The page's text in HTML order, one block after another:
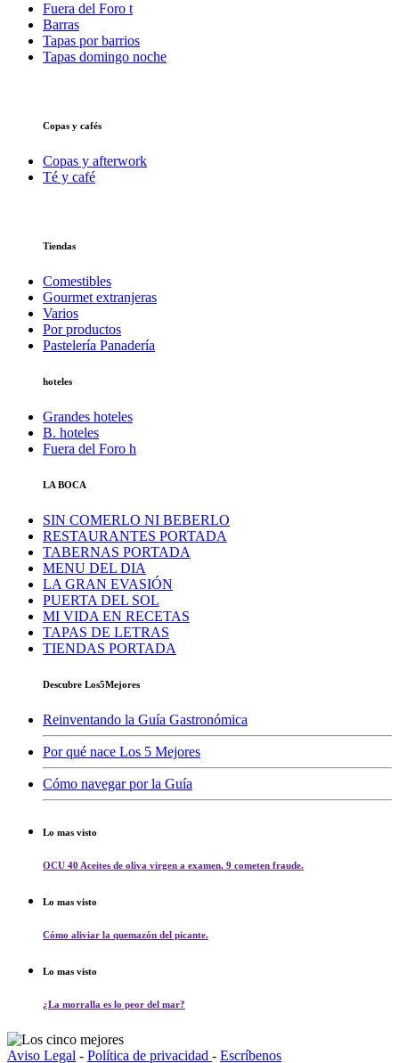
Fuera del Foro t
Barras
Tapas por barrios
Tapas domingo noche
Copas y cafés
Copas y afterwork
Té y café
Tiendas
Comestibles
Gourmet extranjeras
Varios
Por productos
Pastelería Panadería
hoteles
Grandes hoteles
B. hoteles
Fuera del Foro h
LA BOCA
SIN COMERLO NI BEBERLO
RESTAURANTES PORTADA
TABERNAS PORTADA
MENU DEL DIA
LA GRAN EVASIÓN
PUERTA DEL SOL
MI VIDA EN RECETAS
TAPAS DE LETRAS
TIENDAS PORTADA
Descubre Los5Mejores
Reinventando la Guía Gastronómica
Por qué nace Los 5 Mejores
Cómo navegar por la Guía
Lo mas visto
OCU 40 Aceites de oliva virgen a examen. 9 cometen fraude.
Lo mas visto
Cómo aliviar la quemazón del picante.
Lo mas visto
¿La morralla es lo peor del mar?
Aviso Legal - Política de privacidad - Escríbenos